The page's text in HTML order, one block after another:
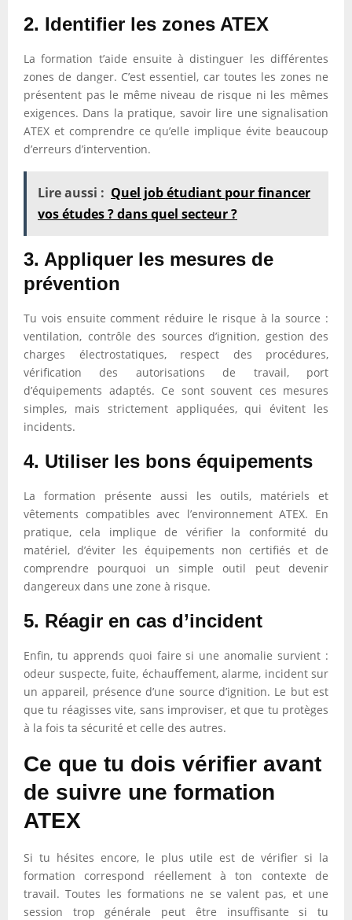
2. Identifier les zones ATEX
La formation t’aide ensuite à distinguer les différentes
zones de danger. C’est essentiel, car toutes les zones ne
présentent pas le même niveau de risque ni les mêmes
exigences. Dans la pratique, savoir lire une signalisation
ATEX et comprendre ce qu’elle implique évite beaucoup
d’erreurs d’intervention.
Lire aussi : Quel job étudiant pour financer
vos études ? dans quel secteur ?
3. Appliquer les mesures de
prévention
Tu vois ensuite comment réduire le risque à la source :
ventilation, contrôle des sources d’ignition, gestion des
charges électrostatiques, respect des procédures,
vérification des autorisations de travail, port
d’équipements adaptés. Ce sont souvent ces mesures
simples, mais strictement appliquées, qui évitent les
incidents.
4. Utiliser les bons équipements
La formation présente aussi les outils, matériels et
vêtements compatibles avec l’environnement ATEX. En
pratique, cela implique de vérifier la conformité du
matériel, d’éviter les équipements non certifiés et de
comprendre pourquoi un simple outil peut devenir
dangereux dans une zone à risque.
5. Réagir en cas d’incident
Enfin, tu apprends quoi faire si une anomalie survient :
odeur suspecte, fuite, échauffement, alarme, incident sur
un appareil, présence d’une source d’ignition. Le but est
que tu réagisses vite, sans improviser, et que tu protèges
à la fois ta sécurité et celle des autres.
Ce que tu dois vérifier avant
de suivre une formation
ATEX
Si tu hésites encore, le plus utile est de vérifier si la
formation correspond réellement à ton contexte de
travail. Toutes les formations ne se valent pas, et une
session trop générale peut être insuffisante si tu